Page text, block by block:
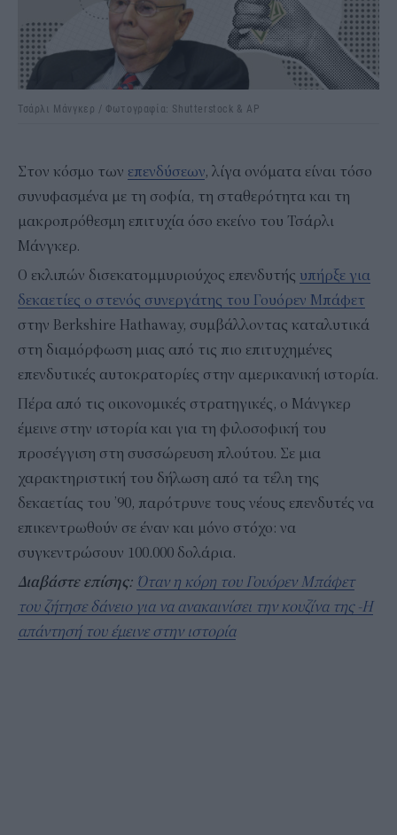
Τσάρλι Μάνγκερ / Φωτογραφία: Shutterstock & AP
Στον κόσμο των επενδύσεων, λίγα ονόματα είναι τόσο
συνυφασμένα με τη σοφία, τη σταθερότητα και τη
μακροπρόθεσμη επιτυχία όσο εκείνο του Τσάρλι
Μάνγκερ.
Ο εκλιπών δισεκατομμυριούχος επενδυτής υπήρξε για
δεκαετίες ο στενός συνεργάτης του Γουόρεν Μπάφετ
στην Berkshire Hathaway, συμβάλλοντας καταλυτικά
στη διαμόρφωση μιας από τις πιο επιτυχημένες
επενδυτικές αυτοκρατορίες στην αμερικανική ιστορία.
Πέρα από τις οικονομικές στρατηγικές, ο Μάνγκερ
έμεινε στην ιστορία και για τη φιλοσοφική του
προσέγγιση στη συσσώρευση πλούτου. Σε μια
χαρακτηριστική του δήλωση από τα τέλη της
δεκαετίας του ’90, παρότρυνε τους νέους επενδυτές να
επικεντρωθούν σε έναν και μόνο στόχο: να
συγκεντρώσουν 100.000 δολάρια.
Διαβάστε επίσης: Όταν η κόρη του Γουόρεν Μπάφετ
του ζήτησε δάνειο για να ανακαινίσει την κουζίνα της -Η
απάντησή του έμεινε στην ιστορία